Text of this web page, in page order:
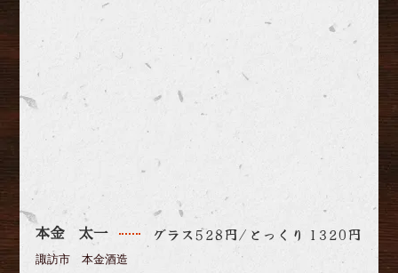
本金 太一 グラス528円/とっくり 1320円
諏訪市 本金酒造